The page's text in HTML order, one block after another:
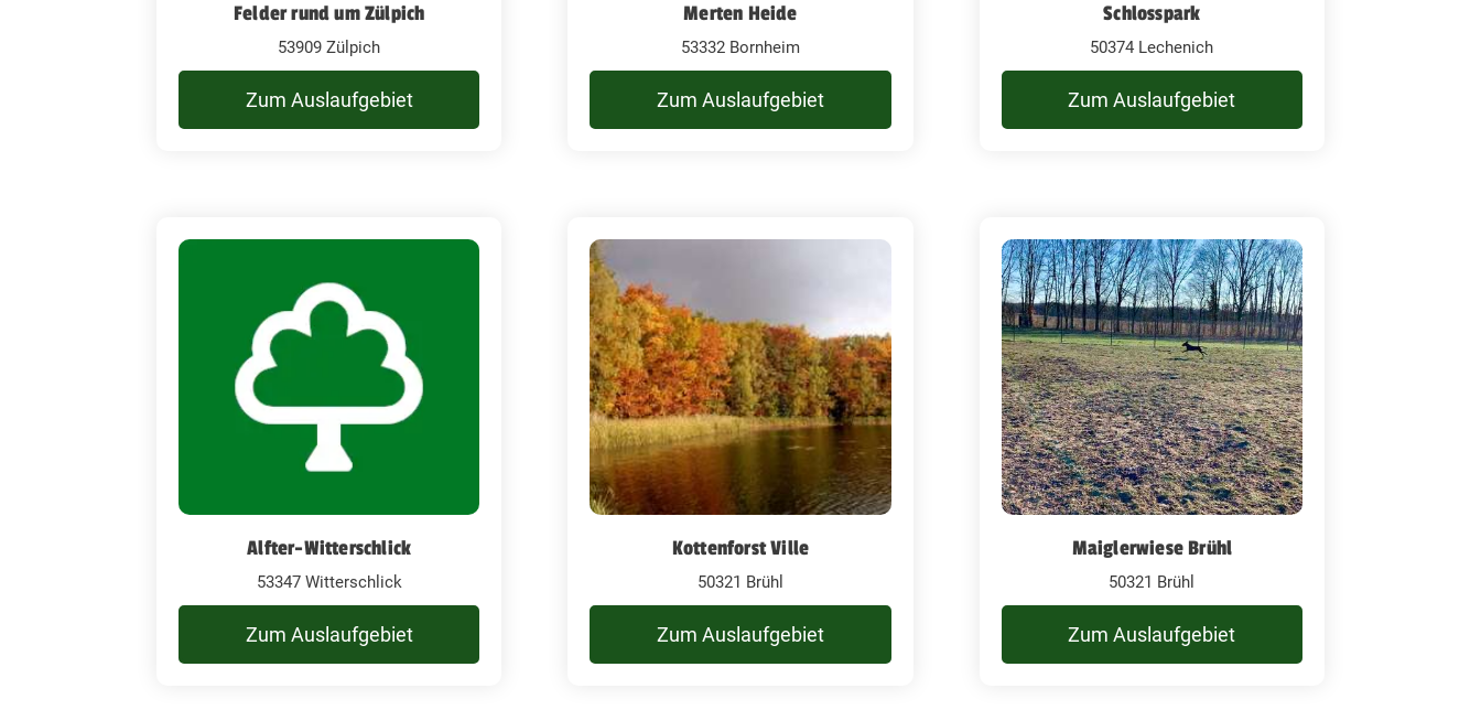
Felder rund um Zülpich
53909 Zülpich
Zum Auslaufgebiet
Merten Heide
53332 Bornheim
Zum Auslaufgebiet
Schlosspark
50374 Lechenich
Zum Auslaufgebiet
Alfter-Witterschlick
53347 Witterschlick
Zum Auslaufgebiet
Kottenforst Ville
50321 Brühl
Zum Auslaufgebiet
Maiglerwiese Brühl
50321 Brühl
Zum Auslaufgebiet